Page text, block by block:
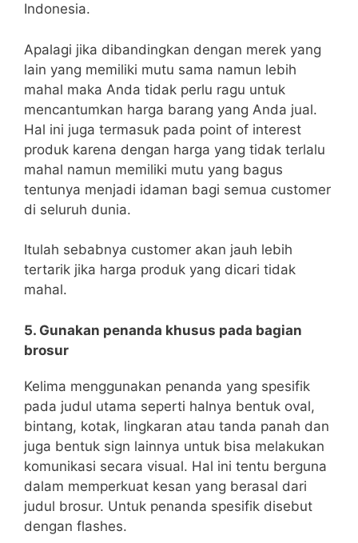
Indonesia.
Apalagi jika dibandingkan dengan merek yang
lain yang memiliki mutu sama namun lebih
mahal maka Anda tidak perlu ragu untuk
mencantumkan harga barang yang Anda jual.
Hal ini juga termasuk pada point of interest
produk karena dengan harga yang tidak terlalu
mahal namun memiliki mutu yang bagus
tentunya menjadi idaman bagi semua customer
di seluruh dunia.
Itulah sebabnya customer akan jauh lebih
tertarik jika harga produk yang dicari tidak
mahal.
5. Gunakan penanda khusus pada bagian
brosur
Kelima menggunakan penanda yang spesifik
pada judul utama seperti halnya bentuk oval,
bintang, kotak, lingkaran atau tanda panah dan
juga bentuk sign lainnya untuk bisa melakukan
komunikasi secara visual. Hal ini tentu berguna
dalam memperkuat kesan yang berasal dari
judul brosur. Untuk penanda spesifik disebut
dengan flashes.